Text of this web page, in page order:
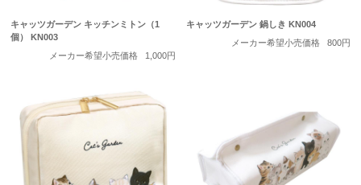
キャッツガーデン キッチンミトン（1
個） KN003
メーカー希望小売価格
1,000円
キャッツガーデン 鍋しき KN004
メーカー希望小売価格
800円